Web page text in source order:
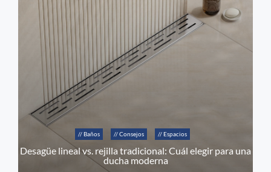
// Baños // Consejos // Espacios
Desagüe lineal vs. rejilla tradicional: Cuál elegir para una
ducha moderna